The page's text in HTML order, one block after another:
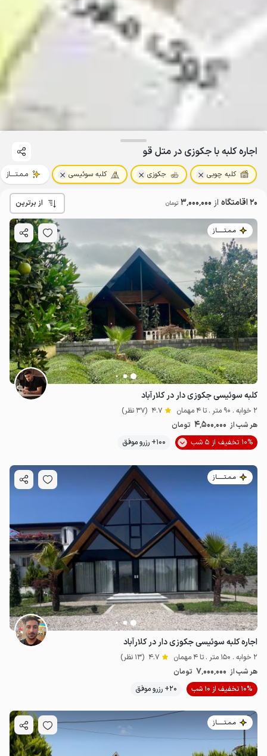
اجاره کلبه با جکوزی در متل قو
کلبه چوبی جکوزی کلبه سوئیسی مـمـتــــاز
20 اقامتگاه از 3٬000٬000 تومان از برترین
مـمـتــــــاز
کلبه سوئیسی جکوزی دار در کلارآباد
2 خوابه . 90 متر . تا 4 مهمان 4.7 (37 نظر)
هر شب از 4٬500٬000 تومان
10% تخفیف از 5 شب
100+ رزرو موفق
مـمـتــــــاز
اجاره کلبه سوئیسی جکوزی دار در کلارآباد
2 خوابه . 150 متر . تا 4 مهمان 4.7 (13 نظر)
هر شب از 7٬000٬000 تومان
10% تخفیف از 10 شب
20+ رزرو موفق
مـمـتــــــاز